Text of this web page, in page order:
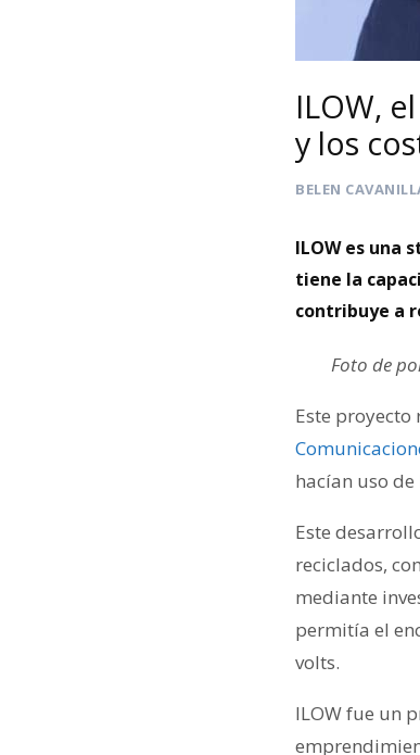
ILOW,
y los
BELEN
ILOW es una
tiene la
contribuye a
Foto de
Este proyecto
hacían uso
Este
reciclados,
mediante
permitía el
volts.
ILOW fue un